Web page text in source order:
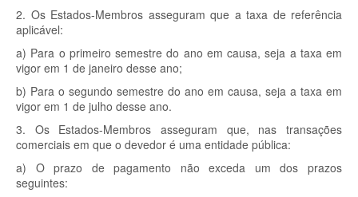
2. Os Estados-Membros asseguram que a taxa de referência
aplicável:
a) Para o primeiro semestre do ano em causa, seja a taxa em
vigor em 1 de janeiro desse ano;
b) Para o segundo semestre do ano em causa, seja a taxa em
vigor em 1 de julho desse ano.
3. Os Estados-Membros asseguram que, nas transações
comerciais em que o devedor é uma entidade pública:
a) O prazo de pagamento não exceda um dos prazos
seguintes: